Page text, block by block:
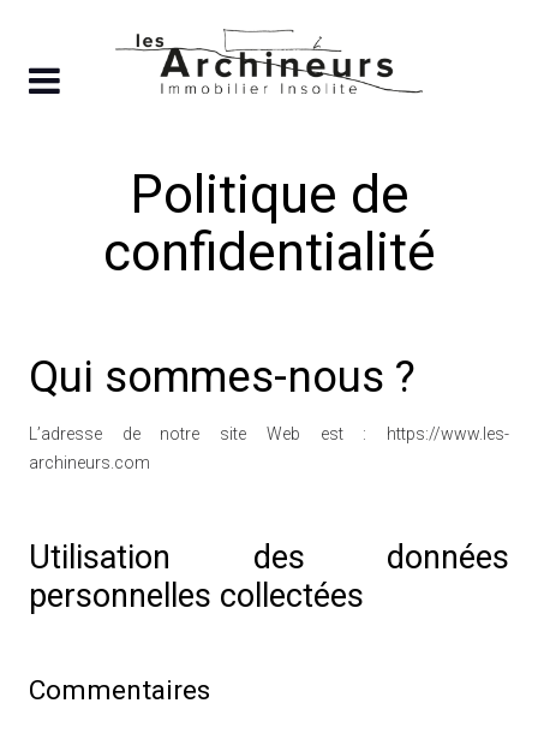
content
Politique de
confidentialité
Qui sommes-nous ?
L’adresse de notre site Web est : https://www.les-
archineurs.com
Utilisation des données
personnelles collectées
Commentaires